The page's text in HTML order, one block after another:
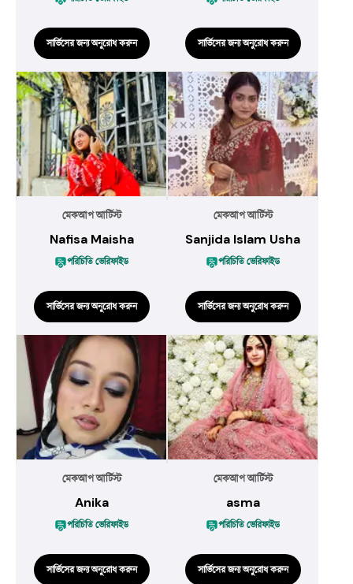
সার্ভিসের জন্য অনুরোধ করুন সার্ভিসের জন্য অনুরোধ করুন
মেকআপ আর্টিস্ট
Nafisa Maisha
পরিচিতি ভেরিফাইড
সার্ভিসের জন্য অনুরোধ করুন
মেকআপ আর্টিস্ট
Sanjida Islam Usha
পরিচিতি ভেরিফাইড
সার্ভিসের জন্য অনুরোধ করুন
মেকআপ আর্টিস্ট
Anika
পরিচিতি ভেরিফাইড
সার্ভিসের জন্য অনুরোধ করুন
মেকআপ আর্টিস্ট
asma
পরিচিতি ভেরিফাইড
সার্ভিসের জন্য অনুরোধ করুন